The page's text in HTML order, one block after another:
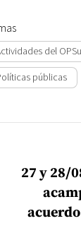
del
públicas
27 y 28/